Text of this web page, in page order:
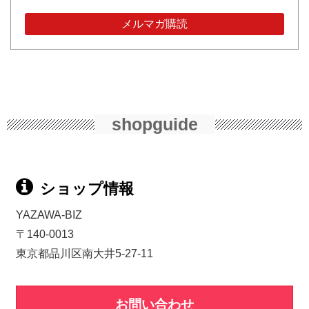
shopguide
ショップ情報
YAZAWA-BIZ
〒140-0013
東京都品川区南大井5-27-11
お問い合わせ